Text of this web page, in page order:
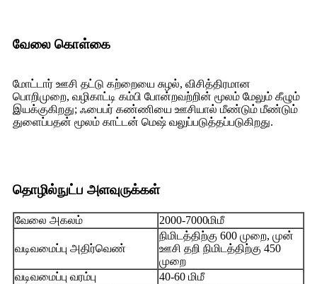
வேலை கொள்கை
மோட்டார் ஊசி தட்டு கற்றையை சுழல், விசித்திரமான
பொறிமுறை, வழிகாட்டி கம்பி போன்றவற்றின் மூலம் மேலும் கீழும்
இயக்குகிறது; ஃபைபர் கண்ணியை ஊசியால் மீண்டும் மீண்டும்
துளைப்பதன் மூலம் காட்டன் மெஷ் வலுப்படுத்தப்படுகிறது.
தொழில்நுட்ப அளவுருக்கள்
வேலை அகலம் 2000-7000மிமீ
வடிவமைப்பு அதிர்வெண்
நிமிடத்திற்கு 600 முறை, முன்
ஊசி தறி நிமிடத்திற்கு 450
முறை
வடிவமைப்பு வரம்பு
40-60 மிமீ